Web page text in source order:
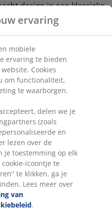
design in een klassieke
visuele
bloem zonder enig
als onderdeel van een
H46 cm
ervaring
mobiele
ervaring te bieden
Cookies
om functionaliteit,
te waarborgen.
delen we je
(zoals
en
lezen over de
je toestemming op elk
icoontje te
te klikken, ga je
Lees meer over
van
.